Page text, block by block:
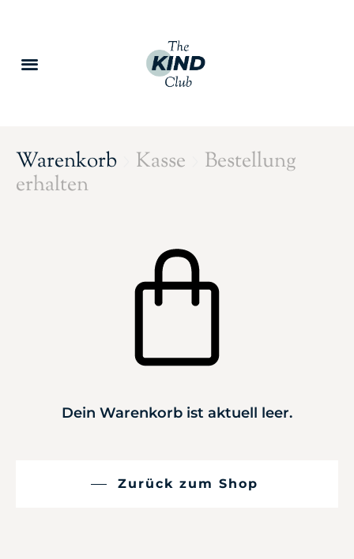
Warenkorb Kasse
Bestellung
erhalten
Dein Warenkorb ist aktuell leer.
Zurück zum Shop